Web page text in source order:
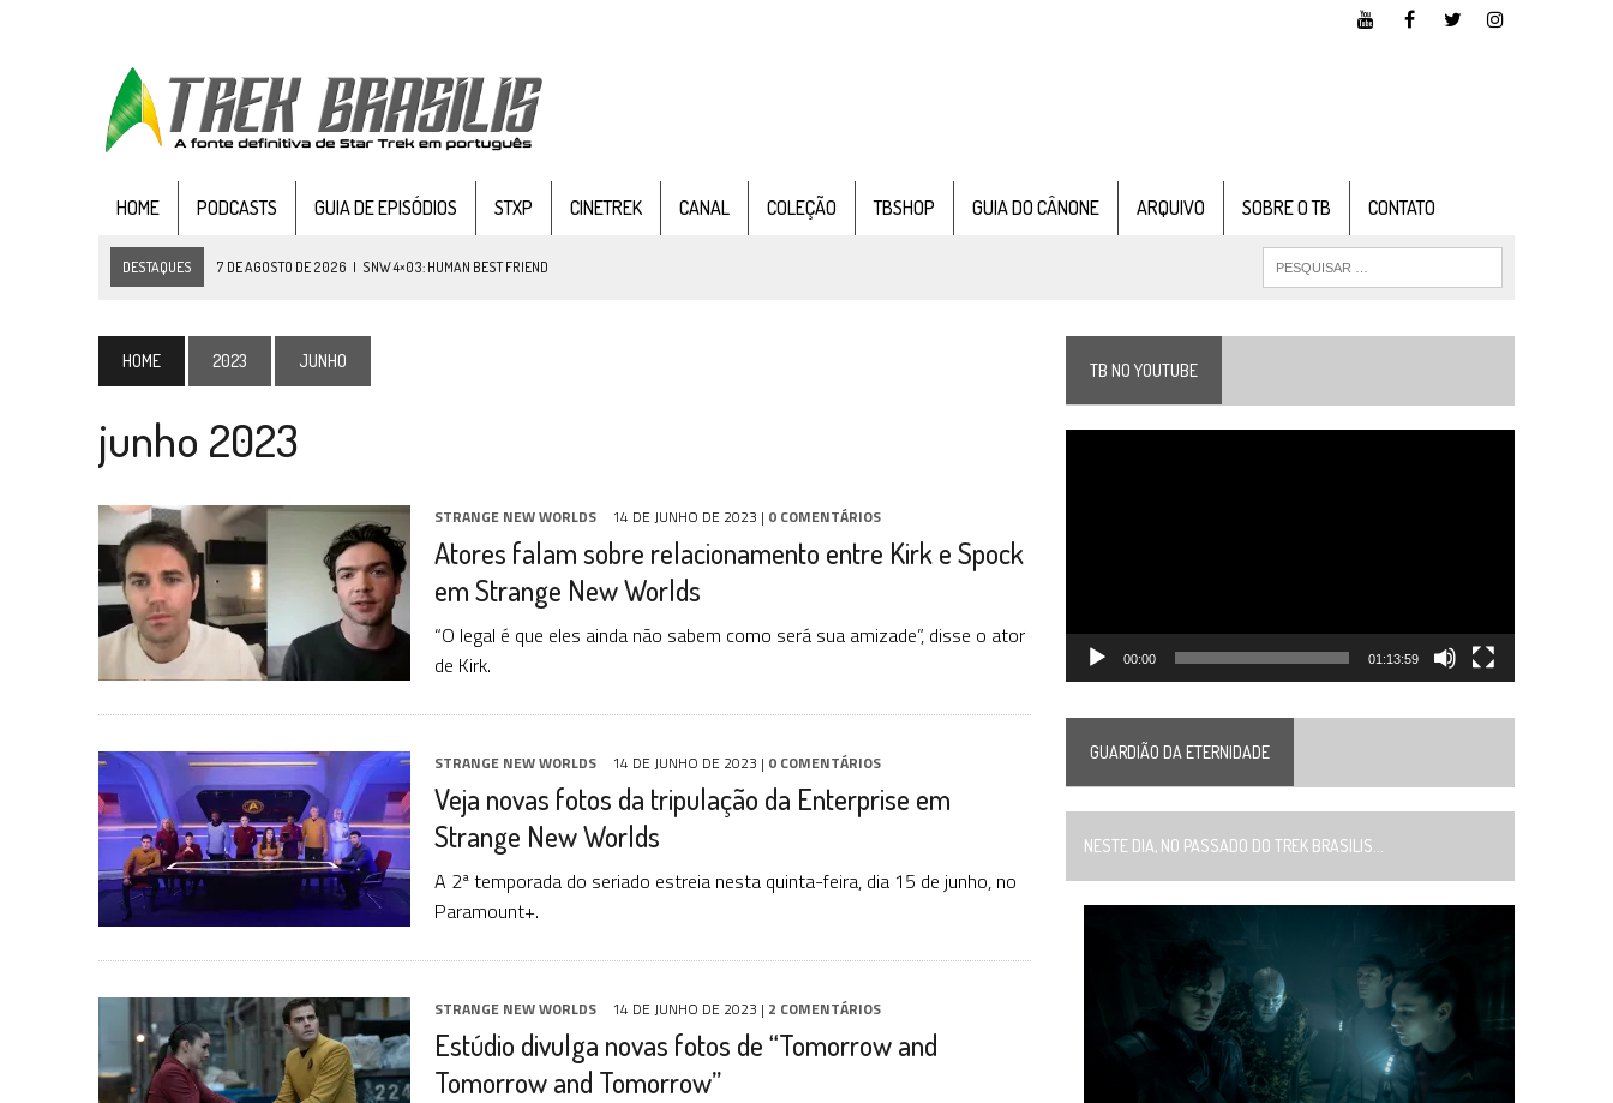
HOME PODCASTS GUIA DE EPISÓDIOS STXP CINETREK CANAL COLEÇÃO TBSHOP GUIA DO CÂNONE ARQUIVO SOBRE O TB CONTATO
DESTAQUES 7 DE AGOSTO DE 2026 | SNW 4×03: HUMAN BEST FRIEND
4 DE AGOSTO DE 2026 | REVISITANDO “HIDE AND Q” (TNG 1×09)
3 DE AGOSTO DE 2026 | VEJA FOTOS DO TERCEIRO EPISÓDIO DA 4ª TEMPORADA DE STRANGE NEW WORDS
2 DE AGOSTO DE 2026 | TB AO VIVO | STAR TREK: STRANGE NEW WORLDS – “THE GRIFFIN INCIDENT” (4×02)
1 DE AGOSTO DE 2026 | ELENCO DE STRANGE NEW WORLDS ENCARA O FIM DE UMA ERA NA SDCC
31 DE JULHO DE 2026 | GRANDES JORNADAS | QUATRO EPISÓDIOS DE STAR TREK SOBRE DIFERENTES PONTOS DE VISTA
7 DE AGOSTO DE 2026 | GRANDES JORNADAS | SEIS EPISÓDIOS DE
HOME 2023 JUNHO
junho 2023
STRANGE NEW WORLDS 14 DE JUNHO DE 2023 | 0 COMENTÁRIOS
Atores falam sobre relacionamento entre Kirk e Spock
em Strange New Worlds
“O legal é que eles ainda não sabem como será sua amizade”, disse o ator
de Kirk.
STRANGE NEW WORLDS 14 DE JUNHO DE 2023 | 0 COMENTÁRIOS
Veja novas fotos da tripulação da Enterprise em
Strange New Worlds
A 2ª temporada do seriado estreia nesta quinta-feira, dia 15 de junho, no
Paramount+.
STRANGE NEW WORLDS 14 DE JUNHO DE 2023 | 2 COMENTÁRIOS
Estúdio divulga novas fotos de “Tomorrow and
Tomorrow and Tomorrow”
TB NO YOUTUBE
00:00 01:13:59
GUARDIÃO DA ETERNIDADE
NESTE DIA, NO PASSADO DO TREK BRASILIS...